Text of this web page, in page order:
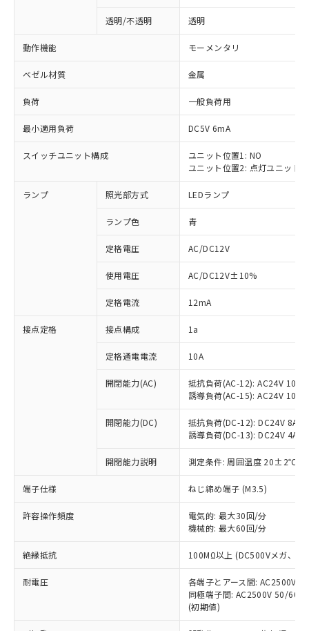
透明/不透明 透明
動作機能 モーメンタリ
ベゼル材質 金属
負荷 一般負荷用
最小適用負荷 DC5V 6mA
スイッチユニット構成
ユニット位置1: NO
ユニット位置2: 点灯ユニット
ランプ 照光部方式 LEDランプ
ランプ色 青
定格電圧 AC/DC12V
使用電圧 AC/DC12V±10%
定格電流 12mA
接点定格 接点構成 1a
定格通電電流 10A
開閉能力(AC)
抵抗負荷(AC-12): AC24V 10A/
誘導負荷(AC-15): AC24V
開閉能力(DC)
抵抗負荷(DC-12): DC24V 8A/
誘導負荷(DC-13): DC24V 4A/
開閉能力説明 測定条件: 周囲温度 20±2℃、
端子仕様 ねじ締め端子 (M3.5)
許容操作頻度
電気的: 最大30回/分
機械的: 最大60回/分
絶縁抵抗 100MΩ以上 (DC500Vメガ、点
耐電圧
各端子とアース間: AC2500V
同極端子間: AC2500V 50/
(初期値)
ご利用条件
以下の条件をお読みいただき、同意のうえ
ご利用ください。
本サービスは、当社制御機器事業取扱
商品の当社在庫状況および標準価格
(税抜)を提供させていただくもので
当社制御機器事業取扱商品の中には、
本サービスの対象外となる商品もある
ことをご了承ください。
在庫状況および標準価格照会結果は、
記載している更新日時点での社内デー
タに基づき作成されるものであり、閲
覧された時点での実際の在庫および標
準価格とは異なる場合があることをご
※1 対応状況
対応済み：EU RoHS指令（10物質）の
非含有に対応した製品が提供可能な商品で
対応予定：EU RoHS指令（10物質）の非含
有に対応した製品に切り替える予定のある
対応予定なし：EU RoHS指令（10物質）の
非含有に非対応の商品で、対応品を出す予
定はありません。
調査・確認中：EU RoHS指令（10物質）の
非含有の対応状況を調査中または確認中の
非該当品：ライセンス料など無形物で、有
害物質有無と関係のない商品です。
仕入先様の事情により、非含有部品として
いたものが、含有品と判明した場合などや
むを得ず変更することがあります。
鉛(Pb) 1000ppm以下、 水銀(Hg) 1000ppm以下、 カド
六価クロム(Cr(Ⅵ)) 1000ppm以下、ポリ臭化ビフェニル
類(PBB) 1000ppm以下、ポリ臭化ジフェニルエーテル類
(PBDE) 1000ppm以下、フタル酸ビス(2-エチルヘキシ
※1 中国RoHS○×表
「○」：最大均質材料含有率が中国RoHSの
基準値以下であることを示します。
「×」：最大均質材料含有率が中国RoHSの
基準値を超えていることを示します。
「－」：未確認です。当社販売部門へお問
い合わせください。
*中国RoHS10物質の基準値 (GB/T26572)：
Pb(鉛) :1000ppm、 Hg(水銀) : 1000ppm、 Cd(カドミウ
Cr(Ⅵ)(六価クロム) : 1000ppm、 PBBs(ポリ臭化ビフェ
当社は、これら貴社製品のうち、外国
為替および外国貿易法に定める商品
（以下｢規制貨物等」という）を輸出
国政府の輸出許可(または役務取引許
可)を取得するなどの必要な手続きを